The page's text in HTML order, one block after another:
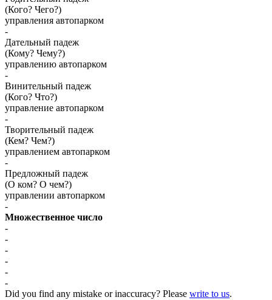
(Кого? Чего?)
управления автопарком
-
Дательный падеж
(Кому? Чему?)
управлению автопарком
-
Винительный падеж
(Кого? Что?)
управление автопарком
-
Творительный падеж
(Кем? Чем?)
управлением автопарком
-
Предложный падеж
(О ком? О чем?)
управлении автопарком
-
Множественное число
-
-
-
-
-
-
Did you find any mistake or inaccuracy? Please write to us.